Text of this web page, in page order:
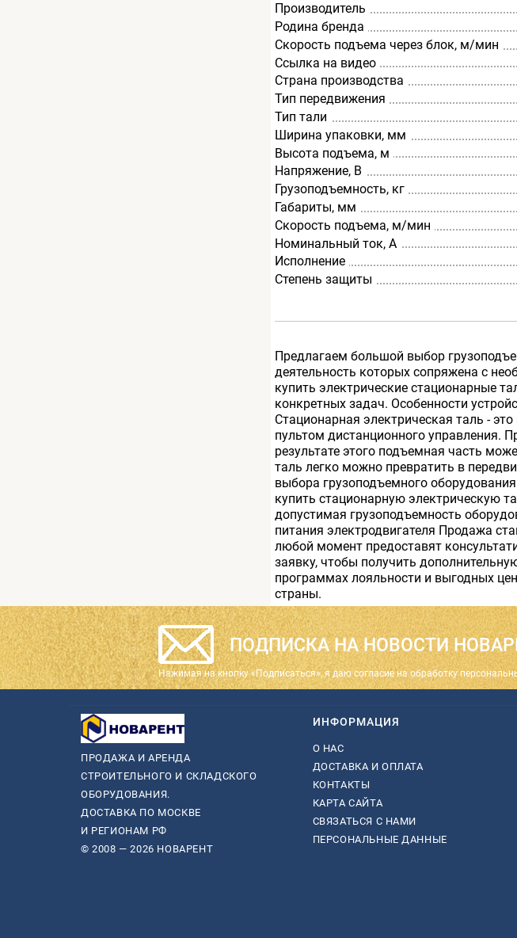
Производитель
Родина бренда
Скорость подъема через блок, м/мин
Ссылка на видео
Страна производства
Тип передвижения
Тип тали
Ширина упаковки, мм
Высота подъема, м
Напряжение, В
Грузоподъемность, кг
Габариты, мм
Скорость подъема, м/мин
Номинальный ток, А
Исполнение
Степень защиты
Предлагаем большой выбор
деятельность которых сопряжена с
купить электрические стационарные
конкретных задач. Особенности
Стационарная электрическая таль -
пультом дистанционного управления.
результате этого подъемная часть
таль легко можно превратить в
выбора грузоподъемного
купить стационарную электрическую
допустимая грузоподъемность
питания электродвигателя Продажа
любой момент предоставят
заявку, чтобы получить
программах лояльности и выгодных
страны.
ПОДПИСКА НА НОВОСТИ
Нажимая на кнопку «Подписаться», я даю cогласие на обработку
ПРОДАЖА И АРЕНДА
СТРОИТЕЛЬНОГО И СКЛАДСКОГО
ОБОРУДОВАНИЯ.
ДОСТАВКА ПО МОСКВЕ
И РЕГИОНАМ РФ
© 2008 — 2026 НОВАРЕНТ
ИНФОРМАЦИЯ
О НАС
ДОСТАВКА И ОПЛАТА
КОНТАКТЫ
КАРТА САЙТА
СВЯЗАТЬСЯ С НАМИ
ПЕРСОНАЛЬНЫЕ ДАННЫЕ